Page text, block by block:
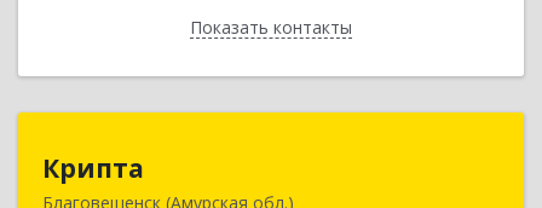
Показать контакты
Назад
Крипта
Благовещенск (Амурская обл.)